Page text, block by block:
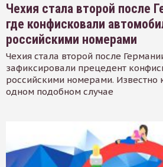
Чехия стала второй после
где конфисковали
российскими номерами
Чехия стала второй после
зафиксировали прецедент
российскими номерами. Известно
одном подобном случае